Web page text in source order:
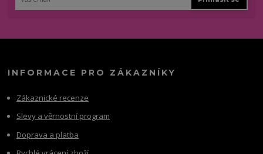
INFORMACE PRO ZÁKAZNÍKY
Zákaznické recenze
Slevy a věrnostní program
Doprava a platba